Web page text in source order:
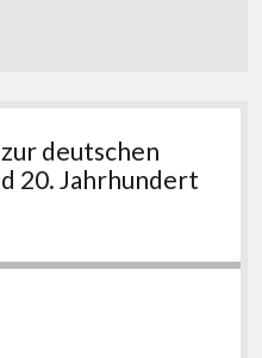
deutschen
20. Jahrhundert